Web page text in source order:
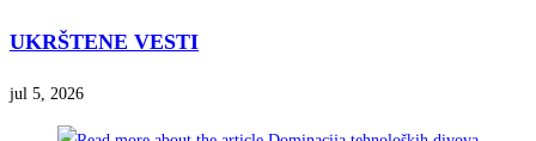
UKRŠTENE VESTI
jul 5, 2026